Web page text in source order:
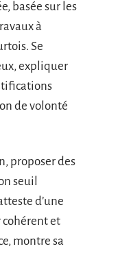
basée sur les
à
Se
expliquer
de volonté
proposer des
seuil
d’une
cohérent et
montre sa